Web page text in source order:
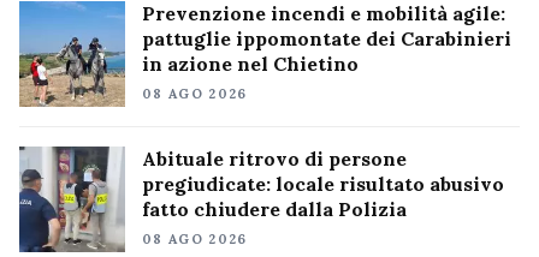
Prevenzione incendi e mobilità agile:
pattuglie ippomontate dei Carabinieri
in azione nel Chietino
08 AGO 2026
Abituale ritrovo di persone
pregiudicate: locale risultato abusivo
fatto chiudere dalla Polizia
08 AGO 2026